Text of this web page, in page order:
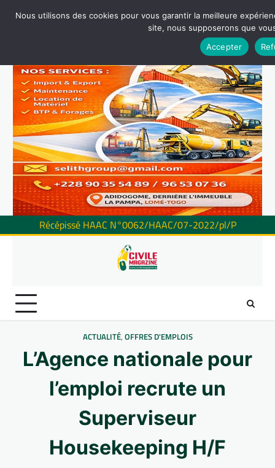
Récépissé HAAC N°0062/HAAC/07-2022/pl/P
ACTUALITÉ, OFFRES D'EMPLOIS
L’Agence nationale pour
l’emploi recrute un
Superviseur
Housekeeping H/F
Nous utilisons des cookies pour vous garantir la meilleure
site, nous supposerons que
Accepter